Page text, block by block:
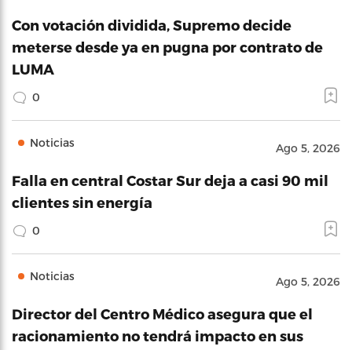
Con votación dividida, Supremo decide
meterse desde ya en pugna por contrato de
LUMA
0
Noticias Ago 5, 2026
Falla en central Costar Sur deja a casi 90 mil
clientes sin energía
0
Noticias Ago 5, 2026
Director del Centro Médico asegura que el
racionamiento no tendrá impacto en sus